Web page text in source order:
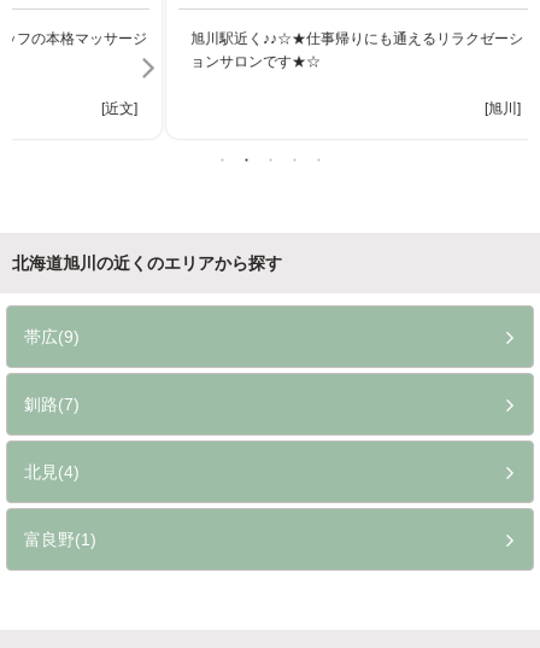
旭川駅近く♪♪☆★仕事帰りにも通えるリラクゼーシ
ョンサロンです★☆
[旭川]
北海道旭川の近くのエリアから探す
帯広(9)
釧路(7)
北見(4)
富良野(1)